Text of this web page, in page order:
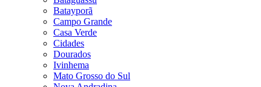
Batayporã
Campo Grande
Casa Verde
Cidades
Dourados
Ivinhema
Mato Grosso do Sul